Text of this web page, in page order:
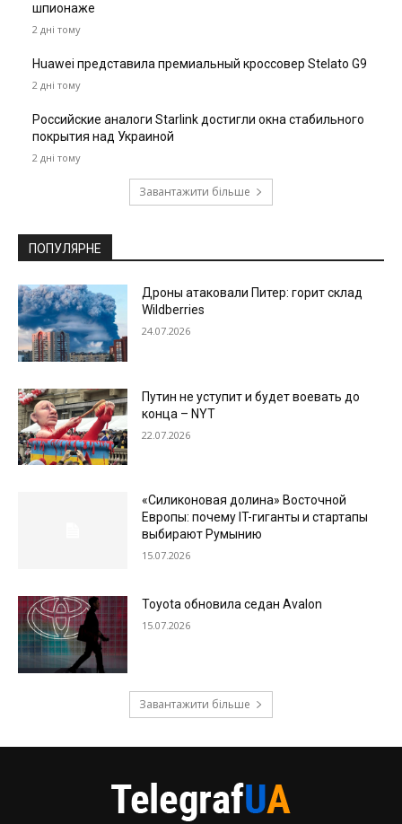
шпионаже
2 дні тому
Huawei представила премиальный кроссовер Stelato G9
2 дні тому
Российские аналоги Starlink достигли окна стабильного
покрытия над Украиной
2 дні тому
Завантажити більше
ПОПУЛЯРНЕ
Дроны атаковали Питер: горит склад
Wildberries
24.07.2026
Путин не уступит и будет воевать до
конца – NYT
22.07.2026
«Силиконовая долина» Восточной
Европы: почему IT-гиганты и стартапы
выбирают Румынию
15.07.2026
Toyota обновила седан Avalon
15.07.2026
Завантажити більше